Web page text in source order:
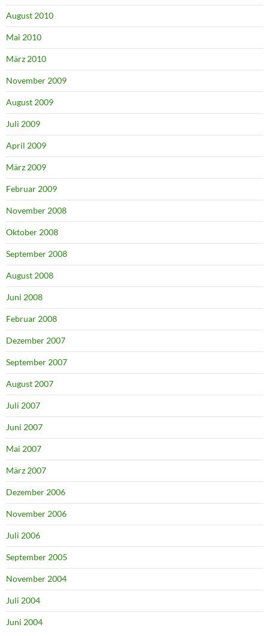
August 2010
Mai 2010
März 2010
November 2009
August 2009
Juli 2009
April 2009
März 2009
Februar 2009
November 2008
Oktober 2008
September 2008
August 2008
Juni 2008
Februar 2008
Dezember 2007
September 2007
August 2007
Juli 2007
Juni 2007
Mai 2007
März 2007
Dezember 2006
November 2006
Juli 2006
September 2005
November 2004
Juli 2004
Juni 2004